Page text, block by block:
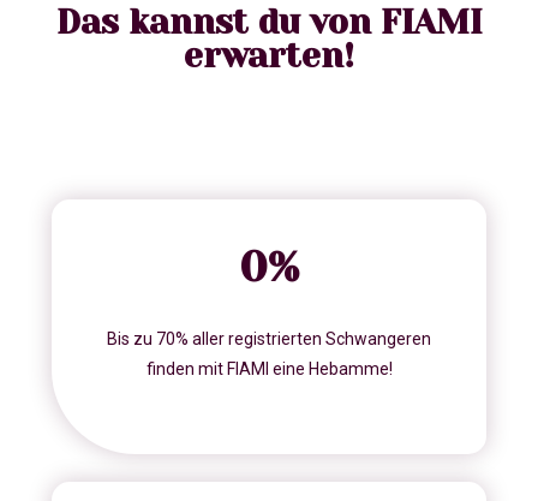
Das kannst du von FIAMI
erwarten!
0%
Bis zu 70% aller registrierten Schwangeren
finden mit FIAMI eine Hebamme!